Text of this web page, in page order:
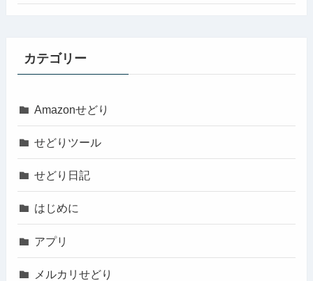
カテゴリー
Amazonせどり
せどりツール
せどり日記
はじめに
アプリ
メルカリせどり